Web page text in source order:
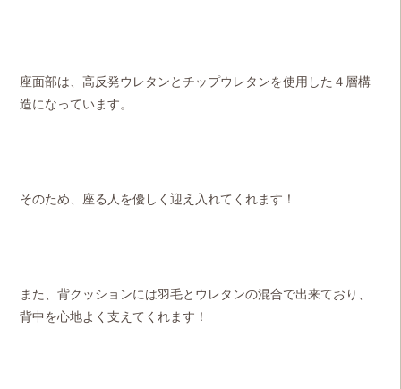
座面部は、高反発ウレタンとチップウレタンを使用した４層構
造になっています。
そのため、座る人を優しく迎え入れてくれます！
また、背クッションには羽毛とウレタンの混合で出来ており、
背中を心地よく支えてくれます！